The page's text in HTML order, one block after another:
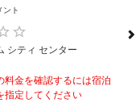
ント
シティ センター
料金を確認するには宿泊
指定してください